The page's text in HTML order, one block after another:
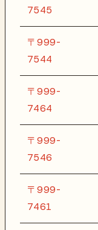
7545
〒999-
7544
〒999-
7464
〒999-
7546
〒999-
7461